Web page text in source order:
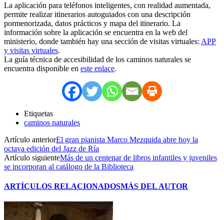
La aplicación para teléfonos inteligentes, con realidad aumentada,
permite realizar itinerarios autoguiados con una descripción
pormenorizada, datos prácticos y mapa del itinerario. La
información sobre la aplicación se encuentra en la web del
ministerio, donde también hay una sección de visitas virtuales: APP
y visitas virtuales.
La guía técnica de accesibilidad de los caminos naturales se
encuentra disponible en este enlace.
Etiquetas
caminos naturales
Artículo anteriorEl gran pianista Marco Mezquida abre hoy la
octava edición del Jazz de Ría
Artículo siguienteMás de un centenar de libros infantiles y juveniles
se incorporan al catálogo de la Biblioteca
ARTÍCULOS RELACIONADOSMÁS DEL AUTOR